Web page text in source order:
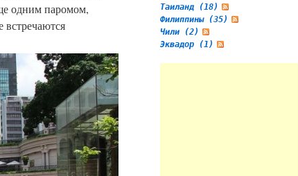
одним паромом,
встречаются
Таиланд (18)
Филиппины (35)
Чили (2)
Эквадор (1)